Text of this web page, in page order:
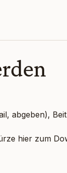
abgeben),
hier zum